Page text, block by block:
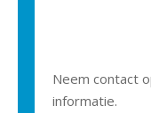
Neem contact
informatie.